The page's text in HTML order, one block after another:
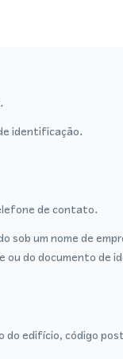
identificação.
de contato.
sob um nome de
ou do documento de
do edifício, código